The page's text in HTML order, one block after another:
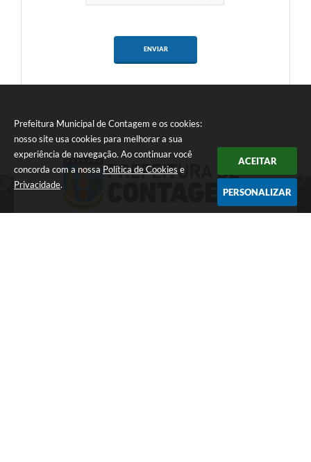
Prefeitura Municipal de Contagem e os cookies:
nosso site usa cookies para melhorar a sua
experiência de navegação. Ao continuar você
concorda com a nossa Política de Cookies e
Privacidade.
ACEITAR
PERSONALIZAR
ENVIAR